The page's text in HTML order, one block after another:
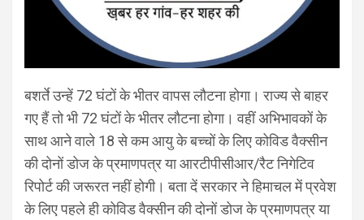
बशर्ते उन्हें 72 घंटों के भीतर वापस लौटना होगा। राज्य से बाहर
गए हैं तो भी 72 घंटों के भीतर लौटना होगा। वहीं अभिभावकों के
साथ आने वाले 18 से कम आयु के बच्चों के लिए कोविड वैक्सीन
की दोनों डोज के प्रमाणपत्र या आरटीपीसीआर/रैट निगेटिव
रिपोर्ट की जरूरत नहीं होगी। बता दें सरकार ने हिमाचल में प्रवेश
के लिए पहले ही कोविड वैक्सीन की दोनों डोज के प्रमाणपत्र या